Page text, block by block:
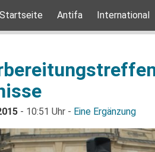
Startseite Antifa International
- 10:51 Uhr - Eine Ergänzung